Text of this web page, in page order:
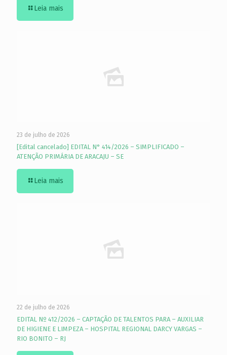
Leia mais
23 de julho de 2026
[Edital cancelado] EDITAL N° 414/2026 – SIMPLIFICADO –
ATENÇÃO PRIMÁRIA DE ARACAJU – SE
Leia mais
22 de julho de 2026
EDITAL Nº 412/2026 – CAPTAÇÃO DE TALENTOS PARA – AUXILIAR
DE HIGIENE E LIMPEZA – HOSPITAL REGIONAL DARCY VARGAS –
RIO BONITO – RJ